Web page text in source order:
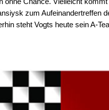
zum Aufeinandertreffen
steht Vogts heute sein A-